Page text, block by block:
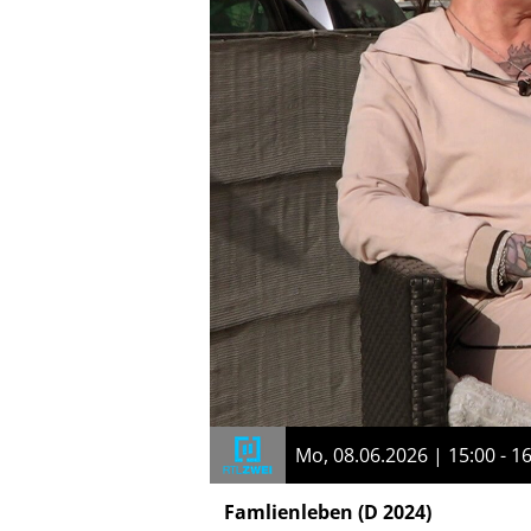
Mo, 08.06.2026 | 15:00 -
Famlienleben (D 2024)